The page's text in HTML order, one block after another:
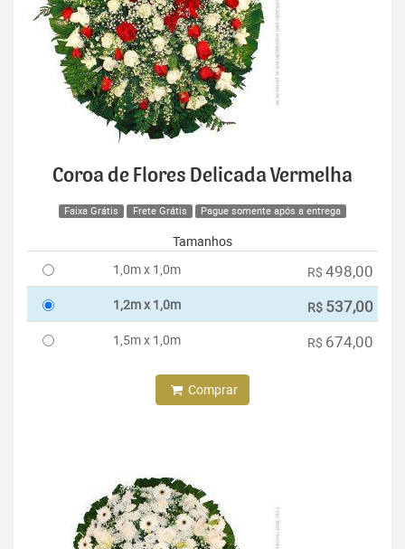
Coroa de Flores Delicada Vermelha
Faixa Grátis Frete Grátis Pague somente após a entrega
Tamanhos
1,0m x 1,0m
R$ 498,00
1,2m x 1,0m R$ 537,00
1,5m x 1,0m R$ 674,00
Comprar